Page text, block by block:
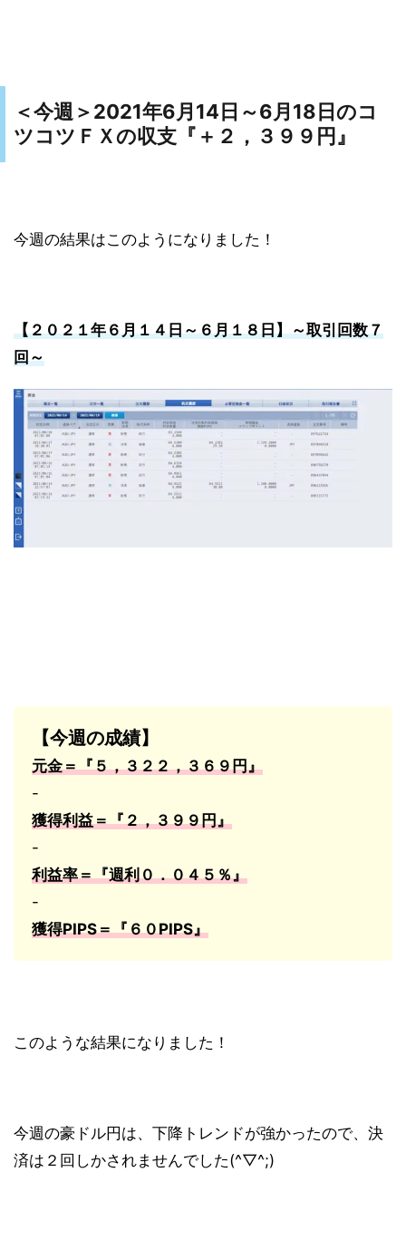
＜今週＞ 2021年6月14日～6月18日のコ
ツコツＦＸの収支『＋２，３９９円 』
今週の結果はこのようになりました！
【２０２１年６月１４日～６月１８日】～取引回数７
回～
【今週の成績】
元金＝『５，３２２，３６９円』
-
獲得利益＝『２，３９９円』
-
利益率＝『週利０．０４５％』
-
獲得PIPS＝『６０PIPS』
このような結果になりました！
今週の豪ドル円は、下降トレンドが強かったので、決
済は２回しかされませんでした(^▽^;)